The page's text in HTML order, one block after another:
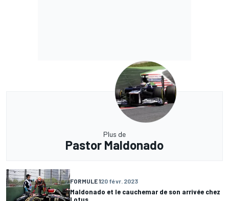
Plus de
Pastor Maldonado
FORMULE 120 févr. 2023
Maldonado et le cauchemar de son arrivée chez